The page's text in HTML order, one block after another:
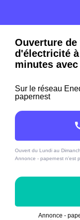
Ouverture
d'électricité
minutes
Sur le réseau
papernest
Ouvert du Lundi au
Annonce - papernest n'est
Annonce -